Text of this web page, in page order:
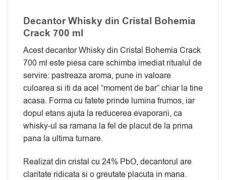
Decantor Whisky din Cristal Bohemia
Crack 700 ml
Acest decantor Whisky din Cristal Bohemia Crack
700 ml este piesa care schimba imediat ritualul de
servire: pastreaza aroma, pune in valoare
culoarea si iti da acel “moment de bar” chiar la tine
acasa. Forma cu fatete prinde lumina frumos, iar
dopul etans ajuta la reducerea evaporarii, ca
whisky-ul sa ramana la fel de placut de la prima
pana la ultima turnare.
Realizat din cristal cu 24% PbO, decantorul are
claritate ridicata si o greutate placuta in mana.